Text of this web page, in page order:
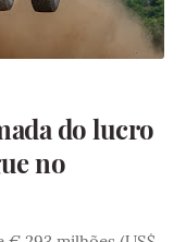
do lucro
no